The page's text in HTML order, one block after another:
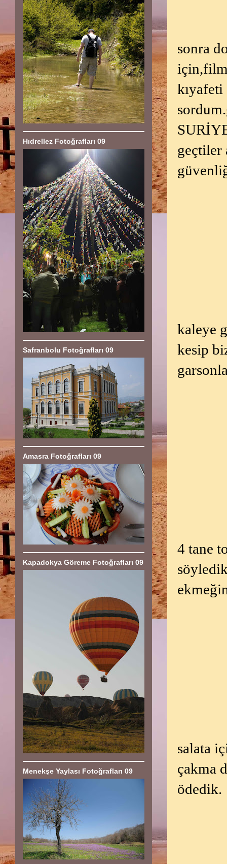
sonra
geçtiler
kaleye
kesip
4 tane
salata
çakma
ödedik.
Hıdrellez Fotoğrafları 09
Safranbolu Fotoğrafları 09
Amasra Fotoğrafları 09
Kapadokya Göreme Fotoğrafları 09
Menekşe Yaylası Fotoğrafları 09